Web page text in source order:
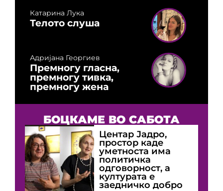
Катарина Лука
Телото слуша
Адријана Георгиев
Премногу гласна,
премногу тивка,
премногу жена
БОЦКАМЕ ВО САБОТА
Центар Јадро,
простор каде
уметноста има
политичка
одговорност, а
културата е
заедничко добро